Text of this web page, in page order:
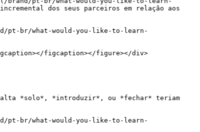
dos seus parceiros em relação aos
pt-br/what-would-you-like-to-learn-
figcaption></figure></div>
alta *solo*, *introduzir*, ou *fechar* teriam
pt-br/what-would-you-like-to-learn-